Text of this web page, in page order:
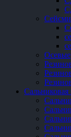
Осевые
Сальниковая